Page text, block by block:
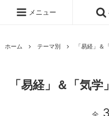
メニュー
ホーム テーマ別 「易経」＆
「易経」＆「気
全 3